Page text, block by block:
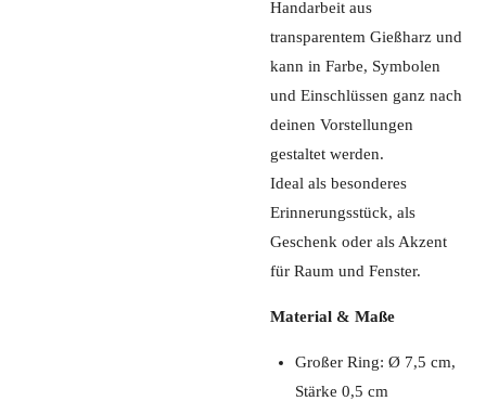
Handarbeit aus
transparentem Gießharz und
kann in Farbe, Symbolen
und Einschlüssen ganz nach
deinen Vorstellungen
gestaltet werden.
Ideal als besonderes
Erinnerungsstück, als
Geschenk oder als Akzent
für Raum und Fenster.
Material & Maße
Großer Ring: Ø 7,5 cm,
Stärke 0,5 cm